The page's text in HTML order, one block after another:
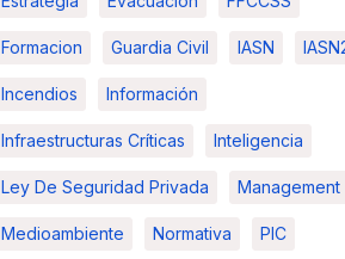
Formacion Guardia Civil IASN
Incendios Información
Infraestructuras Críticas Inteligencia
Ley De Seguridad Privada Management
Medioambiente Normativa PIC